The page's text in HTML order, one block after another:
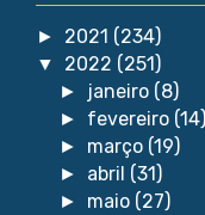
► 2021 (234)
▼ 2022 (251)
► janeiro (8)
► fevereiro (14)
► março (19)
► abril (31)
► maio (27)